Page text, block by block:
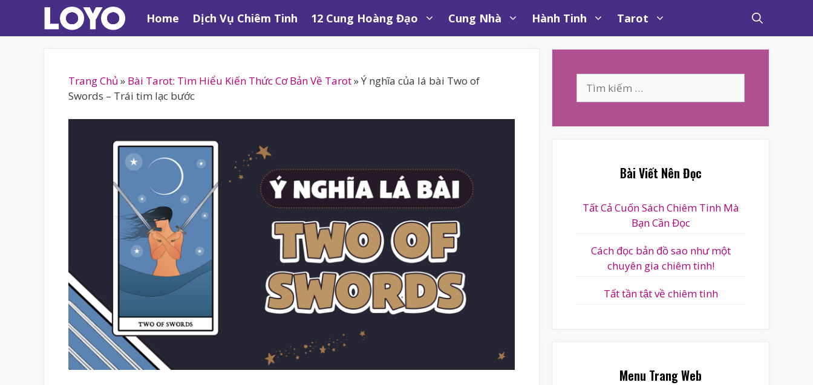
nội
Home Dịch Vụ Chiêm Tinh 12 Cung Hoàng Đạo Cung Nhà Hành Tinh Tarot
Trang Chủ » Bài Tarot: Tìm Hiểu Kiến Thức Cơ Bản Về Tarot»Ý nghĩa của lá bài Two of
Swords – Trái tim lạc bước
kiếm
Bài Viết Nên Đọc
Tất Cả Cuốn Sách Chiêm Tinh Mà
Bạn Cần Đọc
Cách đọc bản đồ sao như một
chuyên gia chiêm tinh!
Tất tần tật về chiêm tinh
Menu Trang Web